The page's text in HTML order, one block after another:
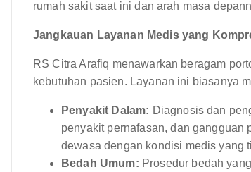
rumah sakit saat ini dan arah masa
Jangkauan Layanan Medis yang
RS Citra Arafiq menawarkan beragam
kebutuhan pasien. Layanan ini biasanya
Penyakit Dalam: Diagnosis dan
penyakit pernafasan, dan gangguan
dewasa dengan kondisi medis yang
Bedah Umum: Prosedur bedah